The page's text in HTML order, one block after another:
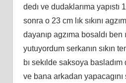
dedı ve dudaklarıma yapıstı
sonra o 23 cm lık sıkını
dayanıp agzıma bosaldı ben
yutuyordum serkanın sıkın
bı sekılde saksoya basladım
ve bana arkadan yapacagını